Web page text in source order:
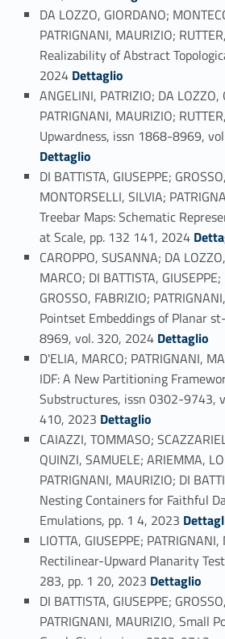
DA LOZZO, GIORDANO;
PATRIGNANI, MAURIZIO;
Realizability of Abstract
2024 Link identifier #identifier_person_122586-68
Dettaglio
ANGELINI, PATRIZIO; DA LOZZO,
PATRIGNANI, MAURIZIO;
Upwardness, issn 1868-8969,
Dettaglio
DI BATTISTA, GIUSEPPE;
MONTORSELLI, SILVIA;
Treebar Maps: Schematic
at Scale, pp. 132 141, 2024 Link identifier #identifier_person_188099-70
CAROPPO, SUSANNA; DA
MARCO; DI BATTISTA,
GROSSO, FABRIZIO;
Pointset Embeddings of Planar
8969, vol. 320, 2024 Link identifier #identifier_person_78291-71
Dettaglio
D'ELIA, MARCO; PATRIGNANI,
IDF: A New Partitioning
Substructures, issn 0302-9743,
410, 2023 Link identifier #identifier_person_121107-72
Dettaglio
CAIAZZI, TOMMASO;
QUINZI, SAMUELE; ARIEMMA,
PATRIGNANI, MAURIZIO; DI
Nesting Containers for Faithful
Emulations, pp. 1 4, 2023 Link identifier #identifier_person_159100-73
LIOTTA, GIUSEPPE;
Rectilinear-Upward Planarity
283, pp. 1 20, 2023 Link identifier #identifier_person_99933-74
Dettaglio
DI BATTISTA, GIUSEPPE;
PATRIGNANI, MAURIZIO, Small